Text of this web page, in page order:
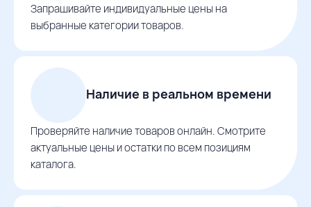
Запрашивайте индивидуальные цены на
выбранные категории товаров.
Наличие в реальном времени
Проверяйте наличие товаров онлайн. Смотрите
актуальные цены и остатки по всем позициям
каталога.